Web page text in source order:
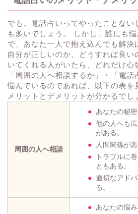
でも、電話占いってやったことない
も多いでしょう。 しかし、誰にも
で、あなた一人で抱え込んでも解決
自分が正しいのか、どうすれば良い
いてくれる人がいたら、どれだけ心
「周囲の人へ相談するか」・「電
悩んでいるのであれば、以下の表を
メリットとデメリットが分かるでし
周囲の人へ相談
あなたの秘密
他の人へも
がある。
人間関係が悪
トラブルに
ともある。
適切なアド
る。
あなたの悩